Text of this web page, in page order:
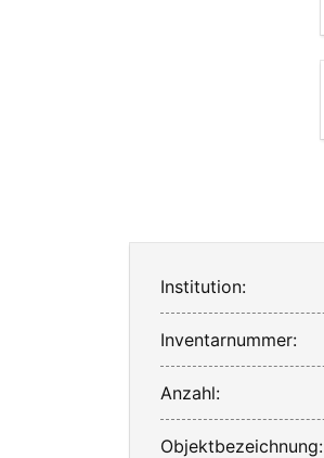
Institution:
Inventarnummer:
Anzahl:
Objektbezeichnung: